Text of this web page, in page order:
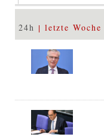
24h letzte Woche